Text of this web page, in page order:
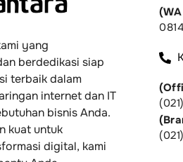
yang
berdedikasi siap
terbaik dalam
internet dan IT
bisnis Anda.
kuat untuk
digital, kami